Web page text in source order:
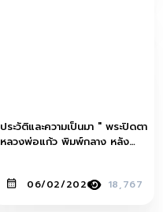
ประวัติและความเป็นมา " พระปิดตา
หลวงพ่อแก้ว พิมพ์กลาง หลัง
06/02/2020 18,767